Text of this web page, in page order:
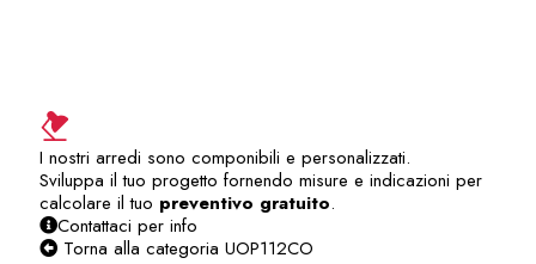
I nostri arredi sono componibili e personalizzati.
Sviluppa il tuo progetto fornendo misure e indicazioni per
calcolare il tuo preventivo gratuito.
Contattaci per info
Torna alla categoria UOP112CO